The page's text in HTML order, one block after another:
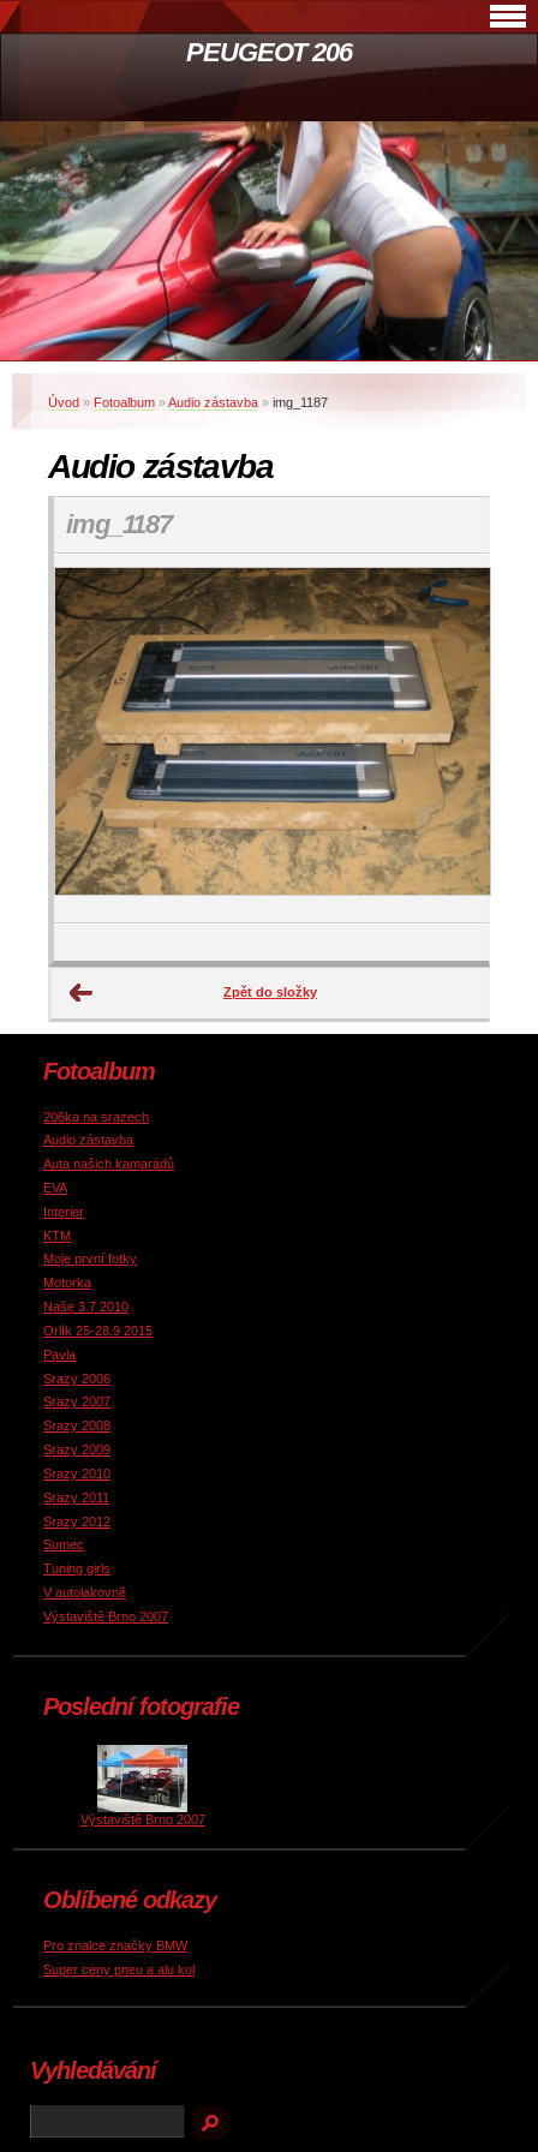
PEUGEOT 206
Úvod » Fotoalbum »Audio zástavba » img_1187
Audio zástavba
img_1187
Zpět do složky
Fotoalbum
206ka na srazech
Audio zástavba
Auta našich kamarádů
EVA
Interier
KTM
Moje první fotky
Motorka
Naše 3.7 2010
Orlík 25-28.9 2015
Pavla
Srazy 2006
Srazy 2007
Srazy 2008
Srazy 2009
Srazy 2010
Srazy 2011
Srazy 2012
Sumec
Tuning girls
V autolakovně
Výstaviště Brno 2007
Poslední fotografie
Výstaviště Brno 2007
Oblíbené odkazy
Pro znalce značky BMW
Super ceny pneu a alu kol
Vyhledávání